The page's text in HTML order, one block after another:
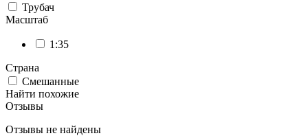
Трубач
Масштаб
1:35
Страна
Смешанные
Найти похожие
Отзывы
Отзывы не найдены